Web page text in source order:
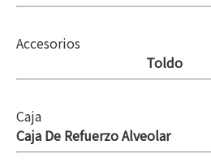
Toldo
Caja De Refuerzo Alveolar